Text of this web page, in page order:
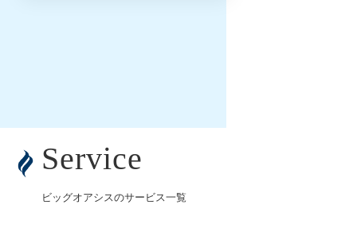
Service
ビッグオアシスのサービス一覧